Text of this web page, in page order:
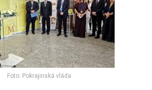
Foto: Pokrajinská vláda